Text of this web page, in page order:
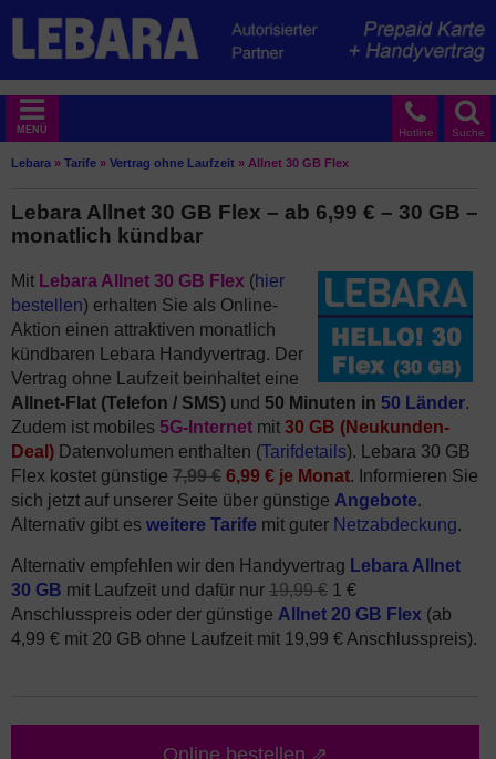
Suche
Hotline
MENÜ
Lebara » Tarife » Vertrag ohne Laufzeit » Allnet 30 GB Flex
Lebara Allnet 30 GB Flex – ab 6,99 € – 30 GB –
monatlich kündbar
Mit Lebara Allnet 30 GB Flex (hier
bestellen) erhalten Sie als Online-
Aktion einen attraktiven monatlich
kündbaren Lebara Handyvertrag. Der
Vertrag ohne Laufzeit beinhaltet eine
Allnet-Flat (Telefon / SMS) und 50 Minuten in 50 Länder.
Zudem ist mobiles 5G-Internet mit 30 GB (Neukunden-
Deal) Datenvolumen enthalten (Tarifdetails). Lebara 30 GB
Flex kostet günstige 7,99 € 6,99 € je Monat. Informieren Sie
sich jetzt auf unserer Seite über günstige Angebote.
Alternativ gibt es weitere Tarife mit guter Netzabdeckung.
Alternativ empfehlen wir den Handyvertrag Lebara Allnet
30 GB mit Laufzeit und dafür nur 19,99 € 1 €
Anschlusspreis oder der günstige Allnet 20 GB Flex (ab
4,99 € mit 20 GB ohne Laufzeit mit 19,99 € Anschlusspreis).
Online bestellen ⇗